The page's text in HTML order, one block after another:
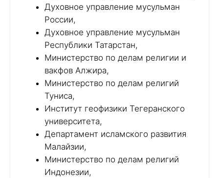
Духовное управление мусульман
России,
Духовное управление мусульман
Республики Татарстан,
Министерство по делам религии и
вакфов Алжира,
Министерство по делам религий
Туниса,
Институт геофизики Тегеранского
университета,
Департамент исламского развития
Малайзии,
Министерство по делам религий
Индонезии,